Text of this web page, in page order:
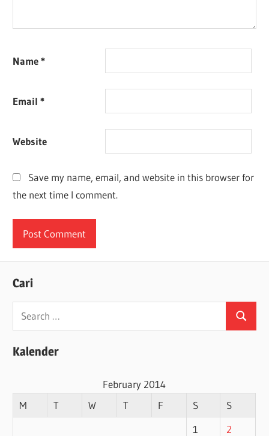
Name*
Email*
Website
Save my name, email, and website in this browser for
the next time I comment.
Cari
Search
for:
Search
Kalender
February 2014
M
T W T F S
S
1
2